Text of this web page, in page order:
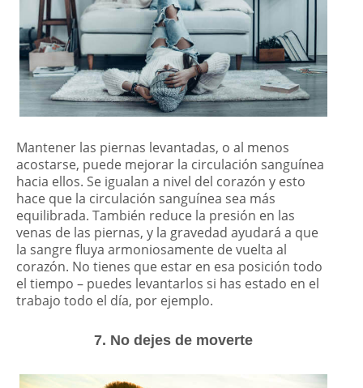
Mantener las piernas levantadas, o al menos
acostarse, puede mejorar la circulación sanguínea
hacia ellos. Se igualan a nivel del corazón y esto
hace que la circulación sanguínea sea más
equilibrada. También reduce la presión en las
venas de las piernas, y la gravedad ayudará a que
la sangre fluya armoniosamente de vuelta al
corazón. No tienes que estar en esa posición todo
el tiempo – puedes levantarlos si has estado en el
trabajo todo el día, por ejemplo.
7. No dejes de moverte